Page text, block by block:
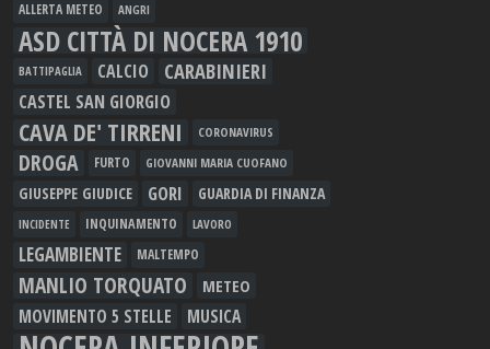
ALLERTA METEO ANGRI
ASD CITTÀ DI NOCERA 1910
BATTIPAGLIA CALCIO CARABINIERI
CASTEL SAN GIORGIO
CAVA DE' TIRRENI CORONAVIRUS
DROGA FURTO GIOVANNI MARIA CUOFANO
GIUSEPPE GIUDICE GORI GUARDIA DI FINANZA
INCIDENTE INQUINAMENTO LAVORO
LEGAMBIENTE MALTEMPO
MANLIO TORQUATO METEO
MOVIMENTO 5 STELLE MUSICA